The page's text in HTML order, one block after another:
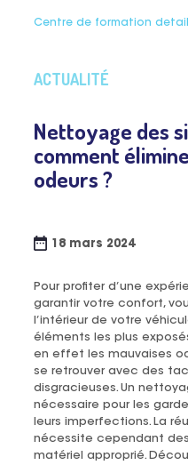
Centre de formation
ACTUALITÉ
Nettoyage des
comment
odeurs ?
18 mars 2024
Pour profiter d’une
garantir votre confort,
l’intérieur de votre
éléments les plus
en effet les mauvaises
se retrouver avec des
disgracieuses. Un
nécessaire pour les
leurs imperfections. La
nécessite cependant
matériel approprié.